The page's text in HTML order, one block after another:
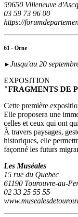
59650 Villeneuve d'Ascq
03 59 73 96 00
https://
61 - Orne
► Jusqu'au 20
EXPOSITION
"FRAGMENTS DE
Cette première
Elle proposera une
celles et ceux qui ont
À travers paysages,
historiques, elle
façonné les futurs
Les Muséales
15 rue du Quebec
61190 Tourouvre-au-
02 33 25 55 55